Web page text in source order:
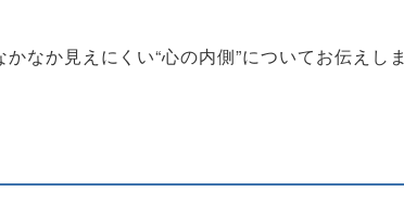
なか見えにくい“心の内側”についてお伝えしま